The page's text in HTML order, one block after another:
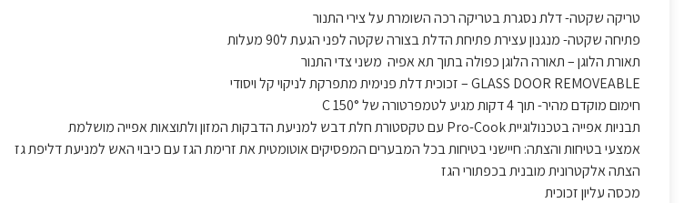
טריקה שקטה- דלת נסגרת בטריקה רכה השומרת על צירי התנור
פתיחה שקטה-מנגנון עצירת פתיחת הדלת בצורה שקטה לפני הגעת ל90 מעלות
תאורת הלוגן– תאורה הלוגן כפולה בתוך תא אפיה משני צדי התנור
GLASS DOOR REMOVEABLE– זכוכית דלת פנימית מתפרקת לניקוי קל ויסודי
חימום מוקדם מהיר- תוך 4 דקות מגיע לטמפרטורה של °C 150
תבניות אפייה בטכנולוגיית
עם טקסטורת חלת דבש למניעת הדבקות המזון ולתוצאות אפייה מושלמת
אמצעי בטיחות והצתה: חיישני בטיחות בכל המבערים המפסיקים אוטומטית את זרימת הגז עם כיבוי האש למניעת דליפת גז
הצתה אלקטרונית מובנית בכפתורי הגז
מכסה עליון זכוכית